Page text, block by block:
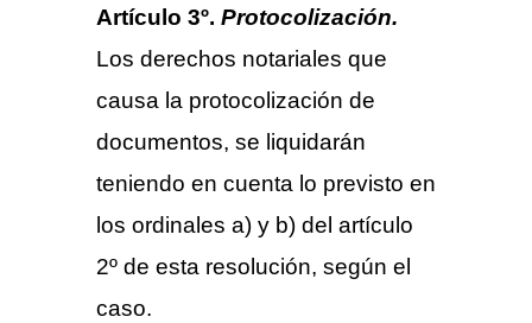
Artículo 3º. Protocolización.
Los derechos notariales que
causa la protocolización de
documentos, se liquidarán
teniendo en cuenta lo previsto en
los ordinales a) y b) del artículo
2º de esta resolución, según el
caso.